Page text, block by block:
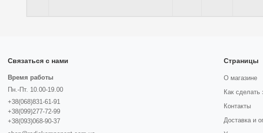
Связаться с нами
Время работы
Пн.-Пт. 10.00-19.00
+38(068)831-61-91
+38(099)277-72-99
+38(093)068-90-37
Страницы
О магазине
Как сделать
Контакты
Доставка и